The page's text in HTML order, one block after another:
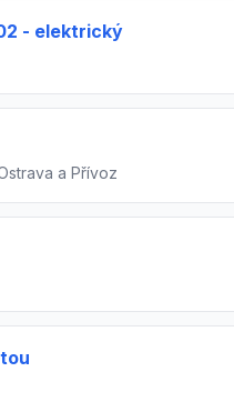
- elektrický
a Přívoz